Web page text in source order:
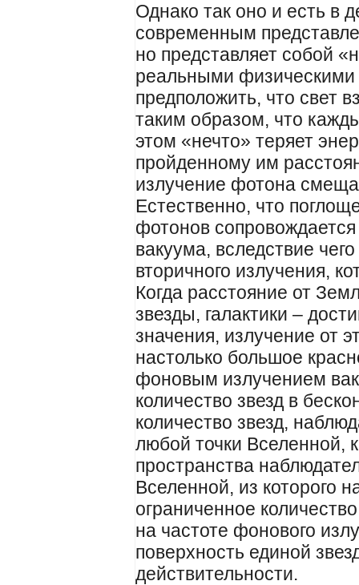
Однако так оно и есть в
современным
но представляет собой
реальными физическими
предположить, что свет
таким образом, что
этом «нечто» теряет
пройденному им
излучение фотона
Естественно, что
фотонов
вакуума, вследствие
вторичного излучения,
Когда расстояние от
звезды, галактики –
значения, излучение от
настолько большое
фоновым излучением
количество звезд в
количество звезд,
любой точки Вселенной,
пространства
Вселенной, из которого
ограниченное
на частоте фонового
поверхность единой
действительности.